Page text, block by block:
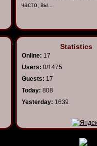
часто, вы...
Statistics
Online: 17
Users: 0/1475
Guests: 17
Today: 808
Yesterday: 1639